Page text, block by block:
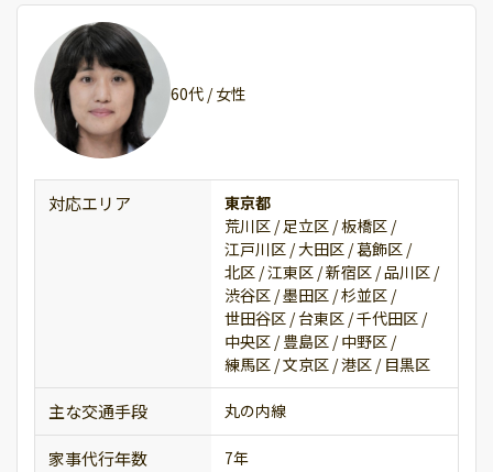
60代 / 女性
対応エリア
東京都
荒川区 /足立区 /板橋区 /
江戸川区 /大田区 /葛飾区 /
北区 /江東区 /新宿区 /品川区 /
渋谷区 /墨田区 /杉並区 /
世田谷区 /台東区 /千代田区 /
中央区 /豊島区 /中野区 /
練馬区 /文京区 /港区 / 目黒区
主な交通手段 丸の内線
家事代行年数 7年